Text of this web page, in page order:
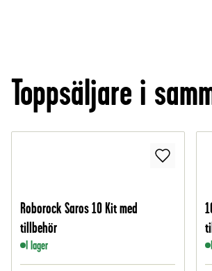
Toppsäljare i
Roborock Saros 10 Kit med
tillbehör
I lager